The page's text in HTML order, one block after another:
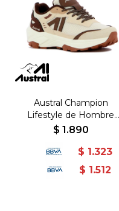
Austral Champion
Lifestyle de Hombre
BANGKOK -
Marron
$ 1.890
$ 1.323
$ 1.512